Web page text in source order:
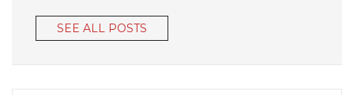
SEE ALL POSTS